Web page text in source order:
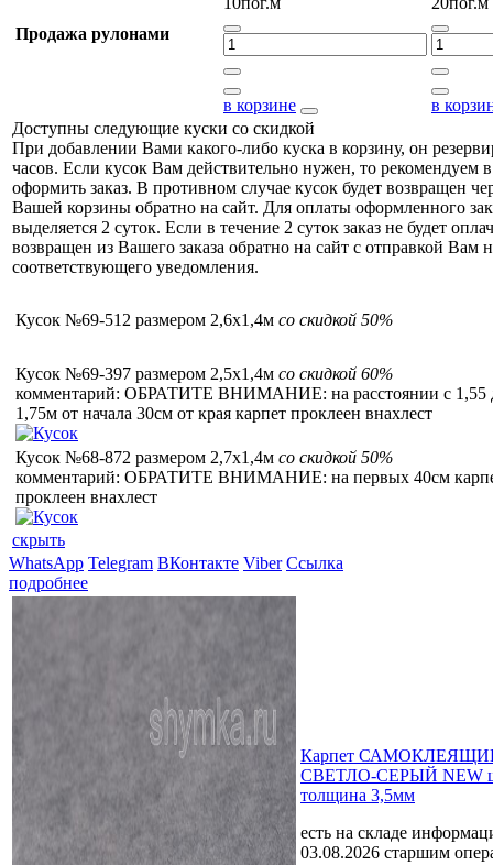
Продажа рулонами
в корзине
в
Доступны следующие куски со скидкой
При добавлении Вами какого-либо куска в корзину, он
часов. Если кусок Вам действительно нужен, то рекомендуем
оформить заказ. В противном случае кусок будет возвращен
Вашей корзины обратно на сайт. Для оплаты оформленного
выделяется 2 суток. Если в течение 2 суток заказ не будет
возвращен из Вашего заказа обратно на сайт с отправкой Вам
соответствующего уведомления.
Кусок №69-512 размером 2,6x1,4м со скидкой 50%
Кусок №69-397 размером 2,5x1,4м со скидкой 60%
комментарий: ОБРАТИТЕ ВНИМАНИЕ: на расстоянии с 1,55
1,75м от начала 30см от края карпет проклеен внахлест
Кусок №68-872 размером 2,7x1,4м со скидкой 50%
комментарий: ОБРАТИТЕ ВНИМАНИЕ: на первых 40см
проклеен внахлест
скрыть
WhatsApp Telegram ВКонтакте Viber Ссылка
подробнее
Карпет
СВЕТЛО-СЕРЫЙ NEW
толщина 3,5мм
есть на складе
03.08.2026 старшим